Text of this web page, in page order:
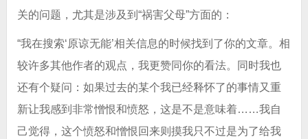
关的问题，尤其是涉及到“祸害父母”方面的：
“我在搜索‘原谅无能’相关信息的时候找到了你的文章。相
较许多其他作者的观点，我更赞同你的看法。同时我也
还有个疑问：如果过去的某个我已经释怀了的事情又重
新让我感到非常憎恨和愤怒，这是不是意味着……我自
己觉得，这个愤怒和憎恨回来则摸我只不过是为了给我